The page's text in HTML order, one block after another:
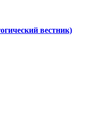
вестник)